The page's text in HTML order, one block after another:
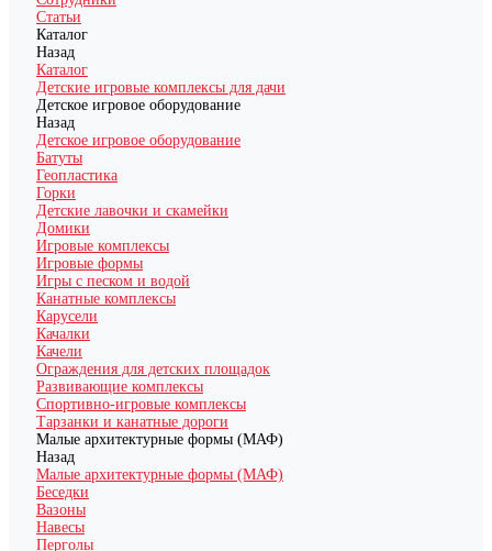
Статьи
Каталог
Назад
Каталог
Детские игровые комплексы для дачи
Детское игровое оборудование
Назад
Детское игровое оборудование
Батуты
Геопластика
Горки
Детские лавочки и скамейки
Домики
Игровые комплексы
Игровые формы
Игры с песком и водой
Канатные комплексы
Карусели
Качалки
Качели
Ограждения для детских площадок
Развивающие комплексы
Спортивно-игровые комплексы
Тарзанки и канатные дороги
Малые архитектурные формы (МАФ)
Назад
Малые архитектурные формы (МАФ)
Беседки
Вазоны
Навесы
Перголы